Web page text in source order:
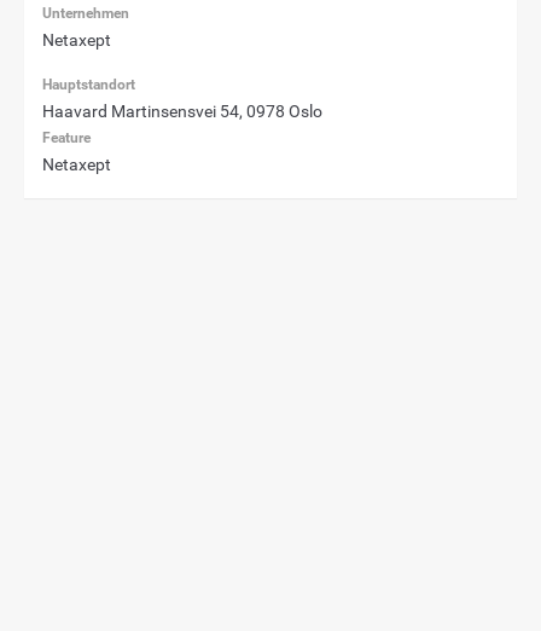
Unternehmen
Netaxept
Hauptstandort
Haavard Martinsensvei 54, 0978 Oslo
Feature
Netaxept